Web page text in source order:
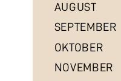
AUGUST
SEPTEMBER
OKTOBER
NOVEMBER